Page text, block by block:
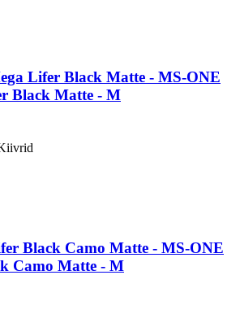
Lifer Black Matte - MS-ONE
Black Matte - M
Black Camo Matte - MS-ONE
Camo Matte - M